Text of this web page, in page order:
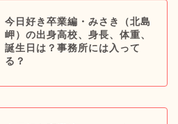
今日好き卒業編・みさき（北島
岬）の出身高校、身長、体重、
誕生日は？事務所には入って
る？